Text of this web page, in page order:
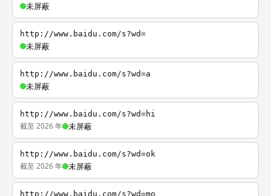
未屏蔽
http://www.baidu.com/s?wd=
未屏蔽
http://www.baidu.com/s?wd=a
未屏蔽
http://www.baidu.com/s?wd=hi
截至 2026 年 未屏蔽
http://www.baidu.com/s?wd=ok
截至 2026 年 未屏蔽
http://www.baidu.com/s?wd=mo